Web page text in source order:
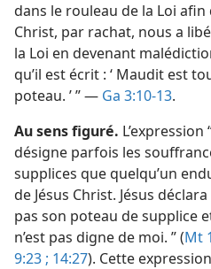
dans le rouleau de la Loi afin
Christ, par rachat, nous a
la Loi en devenant
qu’il est écrit : ‘ Maudit est
poteau. ’ ” — Ga 3:10-13.
Au sens figuré.
désigne parfois les
supplices que quelqu’un
de Jésus Christ. Jésus
pas son poteau de supplice
n’est pas digne de moi. ” (Mt
9:23 ; 14:27). Cette